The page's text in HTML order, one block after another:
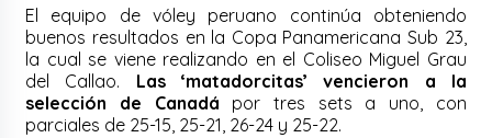
El equipo de vóley peruano continúa obteniendo
buenos resultados en la Copa Panamericana Sub 23,
la cual se viene realizando en el Coliseo Miguel Grau
del Callao. Las ‘matadorcitas’ vencieron a la
selección de Canadá por tres sets a uno, con
parciales de 25-15, 25-21, 26-24 y 25-22.